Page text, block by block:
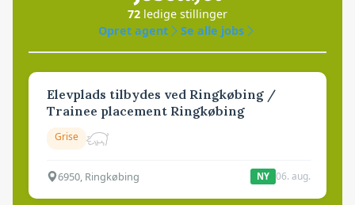
72 ledige stillinger
Opret agent
Se alle jobs
Elevplads tilbydes ved Ringkøbing /
Trainee placement Ringkøbing
Grise
6950, Ringkøbing NY 06. aug.